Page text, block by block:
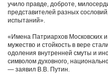
учило правде, доброте,
представителей разных
испытаний».
«Имена Патриархов Московских и
мужество и стойкость в вере
одоления внутренней смуты и
символом духовного,
― заявил В.В. Путин.